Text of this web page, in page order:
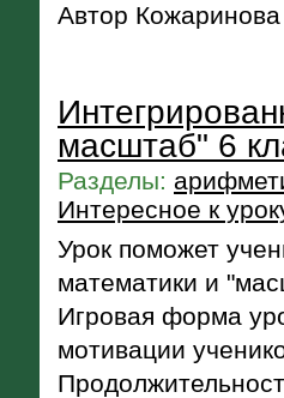
Автор
масштаб" 6
Разделы:
Интересное к
Урок поможет
математики и
Игровая форма
мотивации